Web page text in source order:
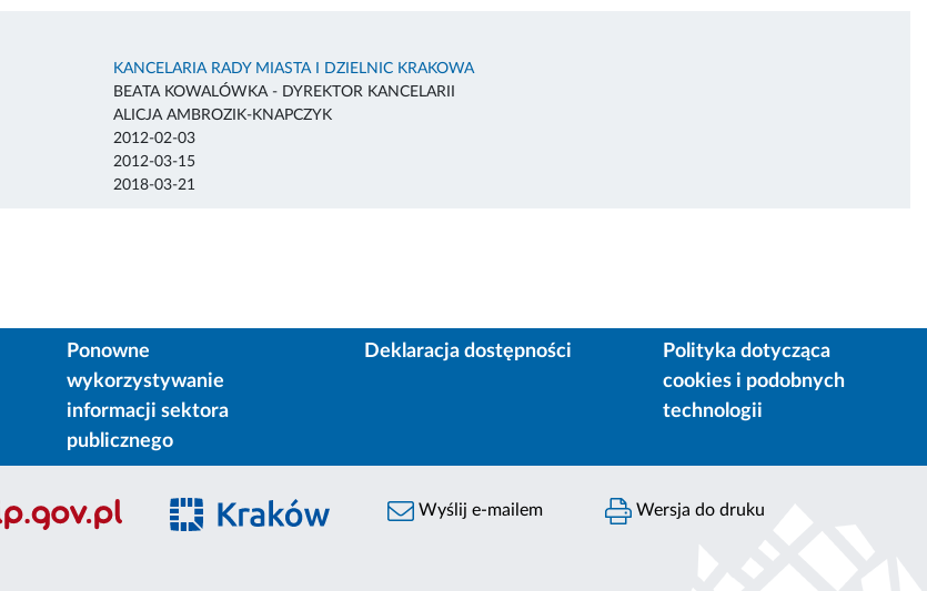
KANCELARIA RADY MIASTA I DZIELNIC KRAKOWA
BEATA KOWALÓWKA - DYREKTOR KANCELARII
ALICJA AMBROZIK-KNAPCZYK
2012-02-03
2012-03-15
2018-03-21
Ponowne
wykorzystywanie
informacji sektora
publicznego
Deklaracja dostępności
Polityka dotycząca
cookies i podobnych
technologii
Wyślij e-mailem Wersja do druku